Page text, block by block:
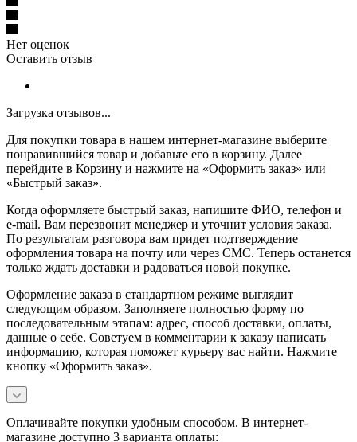
Нет оценок
Оставить отзыв
Загрузка отзывов...
Для покупки товара в нашем интернет-магазине выберите
понравившийся товар и добавьте его в корзину. Далее
перейдите в Корзину и нажмите на «Оформить заказ» или
«Быстрый заказ».
Когда оформляете быстрый заказ, напишите ФИО, телефон и
e-mail. Вам перезвонит менеджер и уточнит условия заказа.
По результатам разговора вам придет подтверждение
оформления товара на почту или через СМС. Теперь останется
только ждать доставки и радоваться новой покупке.
Оформление заказа в стандартном режиме выглядит
следующим образом. Заполняете полностью форму по
последовательным этапам: адрес, способ доставки, оплаты,
данные о себе. Советуем в комментарии к заказу написать
информацию, которая поможет курьеру вас найти. Нажмите
кнопку «Оформить заказ».
Оплачивайте покупки удобным способом. В интернет-
магазине доступно 3 варианта оплаты: